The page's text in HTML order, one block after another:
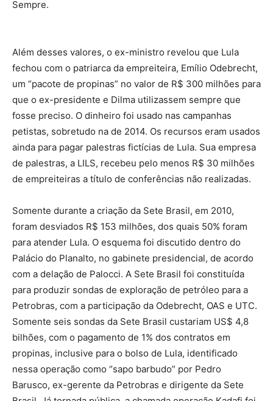
Sempre.
Além desses valores, o ex-ministro revelou que Lula
fechou com o patriarca da empreiteira, Emílio Odebrecht,
um “pacote de propinas” no valor de R$ 300 milhões para
que o ex-presidente e Dilma utilizassem sempre que
fosse preciso. O dinheiro foi usado nas campanhas
petistas, sobretudo na de 2014. Os recursos eram usados
ainda para pagar palestras fictícias de Lula. Sua empresa
de palestras, a LILS, recebeu pelo menos R$ 30 milhões
de empreiteiras a título de conferências não realizadas.
Somente durante a criação da Sete Brasil, em 2010,
foram desviados R$ 153 milhões, dos quais 50% foram
para atender Lula. O esquema foi discutido dentro do
Palácio do Planalto, no gabinete presidencial, de acordo
com a delação de Palocci. A Sete Brasil foi constituída
para produzir sondas de exploração de petróleo para a
Petrobras, com a participação da Odebrecht, OAS e UTC.
Somente seis sondas da Sete Brasil custariam US$ 4,8
bilhões, com o pagamento de 1% dos contratos em
propinas, inclusive para o bolso de Lula, identificado
nessa operação como “sapo barbudo” por Pedro
Barusco, ex-gerente da Petrobras e dirigente da Sete